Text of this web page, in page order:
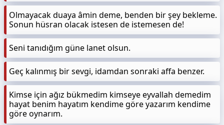
Olmayacak duaya âmin deme, benden bir şey bekleme.
Sonun hüsran olacak istesen de istemesen de!
Seni tanıdığım güne lanet olsun.
Geç kalınmış bir sevgi, idamdan sonraki affa benzer.
Kimse için ağız bükmedim kimseye eyvallah demedim
hayat benim hayatım kendime göre yazarım kendime
göre oynarım.